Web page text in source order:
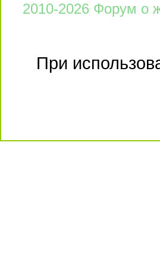
2010-2026 Форум о
При